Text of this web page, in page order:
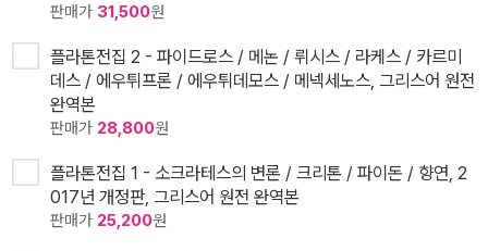
판매가 31,500원
플라톤전집 2 - 파이드로스 / 메논 / 뤼시스 / 라케스 / 카르미
데스 / 에우튀프론 / 에우튀데모스 / 메넥세노스, 그리스어 원전
완역본
판매가 28,800원
플라톤전집 1 - 소크라테스의 변론 / 크리톤 / 파이돈 / 향연, 2
017년 개정판, 그리스어 원전 완역본
판매가 25,200원